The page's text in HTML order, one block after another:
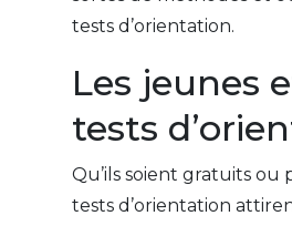
tests d’orientation.
Les jeunes
tests
Qu’ils soient gratuits ou
tests d’orientation